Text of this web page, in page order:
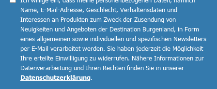
Name, E-Mail-Adresse, Geschlecht, Verhaltensdaten und
Interessen an Produkten zum Zweck der Zusendung von
Neuigkeiten und Angeboten der Destination Burgenland, in Form
eines allgemeinen sowie individuellen und spezifischen Newsletters
per E-Mail verarbeitet werden. Sie haben jederzeit die Möglichkeit
Ihre erteilte Einwilligung zu widerrufen. Nähere Informationen zur
Datenverarbeitung und Ihren Rechten finden Sie in unserer
Datenschutzerklärung.